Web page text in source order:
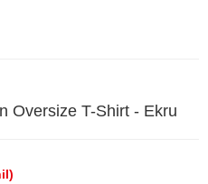
Oversize T-Shirt - Ekru